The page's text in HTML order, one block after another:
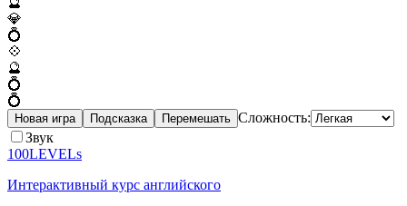
💎
💍
💠
🔮
💍
💍
Новая игра Подсказка Перемешать Сложность:
Звук
100LEVELs
Интерактивный курс английского